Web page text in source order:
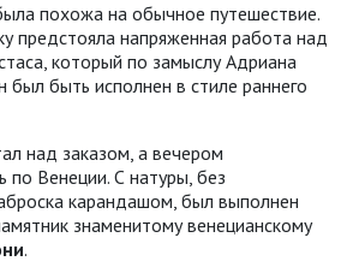
похожа на обычное путешествие.
предстояла напряженная работа над
который по замыслу Адриана
быть исполнен в стиле раннего
над заказом, а вечером
по Венеции. С натуры, без
карандашом, был выполнен
знаменитому венецианскому
.